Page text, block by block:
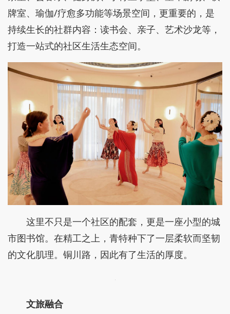
牌室、瑜伽/疗愈多功能等场景空间，更重要的，是
持续生长的社群内容：读书会、亲子、艺术沙龙等，
打造一站式的社区生活生态空间。
这里不只是一个社区的配套，更是一座小型的城
市图书馆。在精工之上，青特种下了一层柔软而坚韧
的文化肌理。铜川路，因此有了生活的厚度。
文旅融合